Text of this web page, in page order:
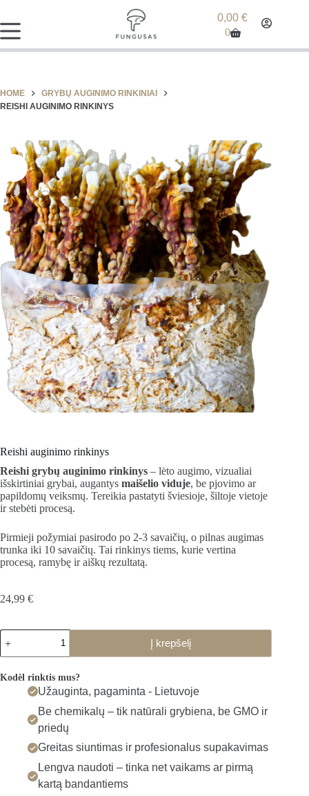
0,00€
0
HOME
GRYBŲ AUGINIMO RINKINIAI
REISHI AUGINIMO RINKINYS
Reishi auginimo rinkinys
Reishi grybų auginimo rinkinys – lėto augimo, vizualiai
išskirtiniai grybai, augantys maišelio viduje, be pjovimo ar
papildomų veiksmų. Tereikia pastatyti šviesioje, šiltoje vietoje
ir stebėti procesą.
Pirmieji požymiai pasirodo po 2-3 savaičių, o pilnas augimas
trunka iki 10 savaičių. Tai rinkinys tiems, kurie vertina
procesą, ramybę ir aiškų rezultatą.
24,99 €
Į krepšelį
Kodėl rinktis mus?
Užauginta, pagaminta - Lietuvoje
Be chemikalų – tik natūrali grybiena, be GMO ir
priedų
Greitas siuntimas ir profesionalus supakavimas
Lengva naudoti – tinka net vaikams ar pirmą
kartą bandantiems